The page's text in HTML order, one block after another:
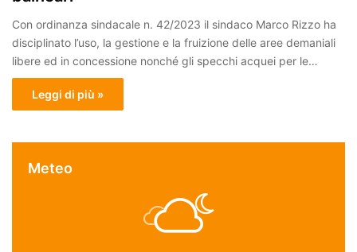
Con ordinanza sindacale n. 42/2023 il sindaco Marco Rizzo ha
disciplinato l’uso, la gestione e la fruizione delle aree demaniali
libere ed in concessione nonché gli specchi acquei per le…
Leggi di più »
Meteo